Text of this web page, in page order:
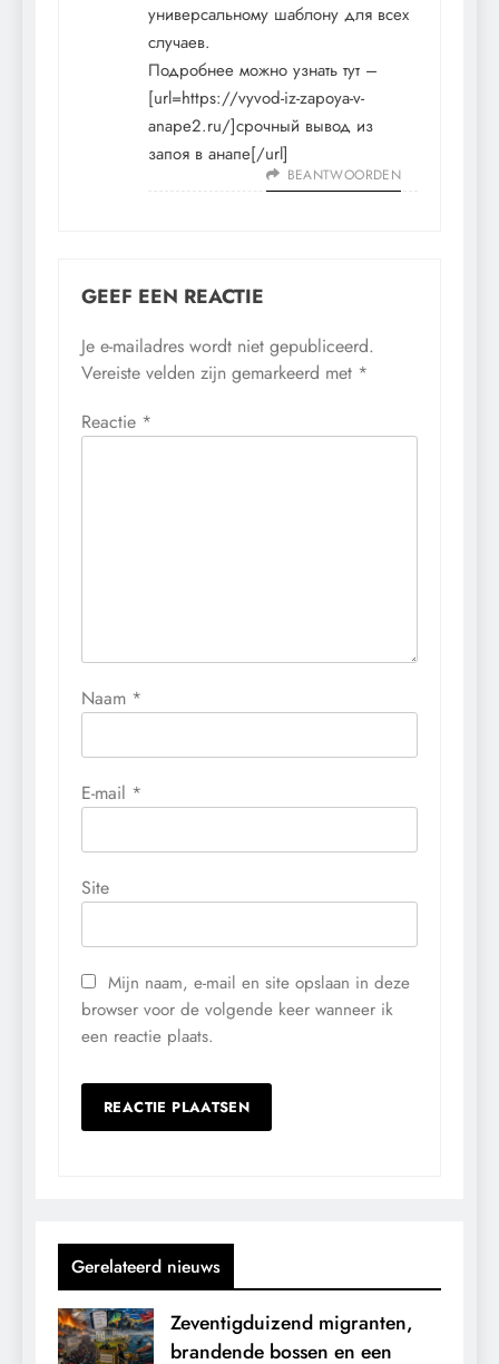
универсальному шаблону для всех
случаев.
Подробнее можно узнать тут –
[url=https://vyvod-iz-zapoya-v-
anape2.ru/]срочный вывод из
запоя в анапе[/url]
BEANTWOORDEN
GEEF EEN REACTIE
Je e-mailadres wordt niet gepubliceerd.
Vereiste velden zijn gemarkeerd met *
Reactie *
Naam *
E-mail *
Site
Mijn naam, e-mail en site opslaan in deze
browser voor de volgende keer wanneer ik
een reactie plaats.
Gerelateerd nieuws
Zeventigduizend migranten,
brandende bossen en een